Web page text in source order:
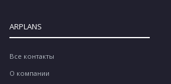
ARPLANS
Все контакты
О компании